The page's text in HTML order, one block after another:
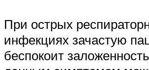
При острых
инфекциях зачастую
беспокоит